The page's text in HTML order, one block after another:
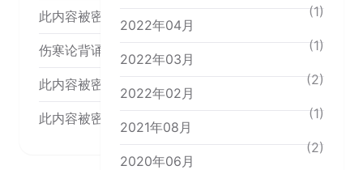
此内容被密码保护
伤寒论背诵内容
此内容被密码保护
此内容被密码保护
(1)
2022年04月
(1)
2022年03月
(2)
2022年02月
(1)
2021年08月
(2)
2020年06月